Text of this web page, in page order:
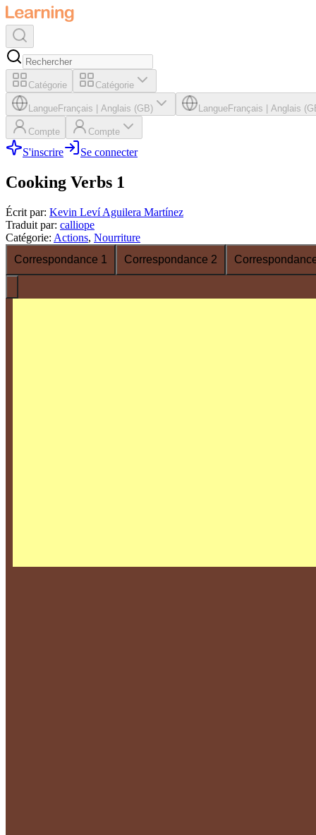
Catégorie Catégorie
LangueFrançais Anglais (GB) LangueFrançais Anglais
Compte Compte
S'inscrire Se connecter
Cooking Verbs 1
Écrit par: Kevin Leví Aguilera Martínez
Traduit par: calliope
Catégorie: Actions, Nourriture
Correspondance 1
Correspondance 2